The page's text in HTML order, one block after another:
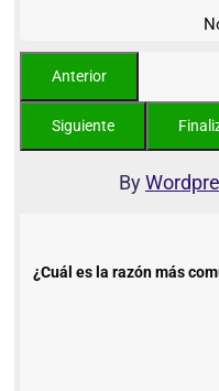
By
¿Cuál es la razón más